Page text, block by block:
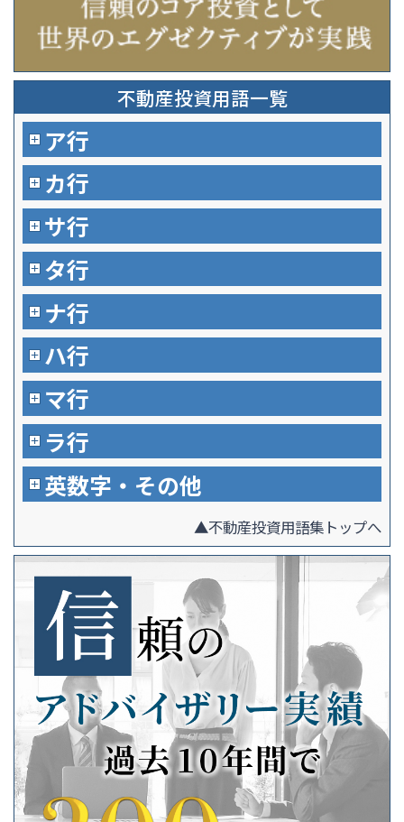
不動産投資用語一覧
ア行
カ行
サ行
タ行
ナ行
ハ行
マ行
ラ行
英数字・その他
▲不動産投資用語集トップへ